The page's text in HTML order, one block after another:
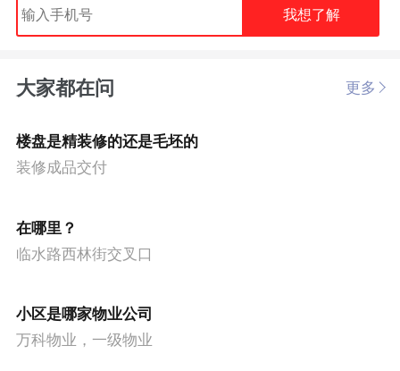
我想了解
大家都在问 更多
楼盘是精装修的还是毛坯的
装修成品交付
在哪里？
临水路西林街交叉口
小区是哪家物业公司
万科物业，一级物业